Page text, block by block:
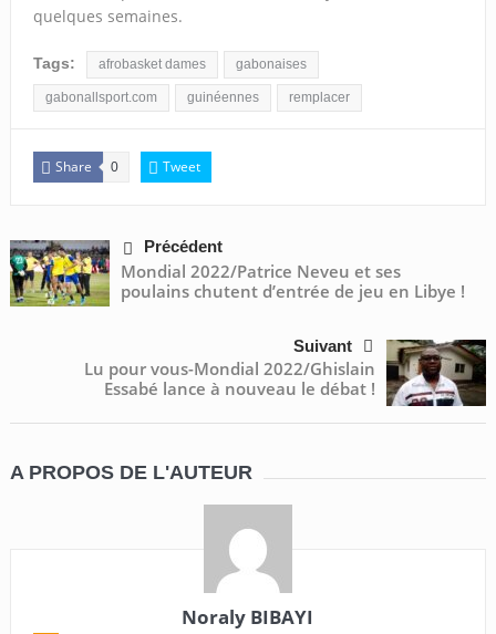
quelques semaines.
Tags: afrobasket dames gabonaises
gabonallsport.com guinéennes remplacer
Share 0 Tweet
Précédent
Mondial 2022/Patrice Neveu et ses
poulains chutent d’entrée de jeu en Libye !
Suivant
Lu pour vous-Mondial 2022/Ghislain
Essabé lance à nouveau le débat !
A PROPOS DE L'AUTEUR
Noraly BIBAYI